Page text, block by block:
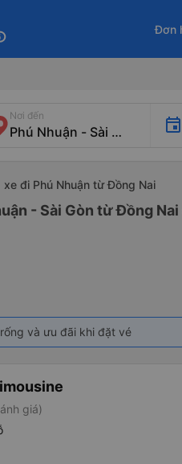
Đơn
Nơi đến
xe đi Phú Nhuận từ Đồng Nai
- Sài Gòn từ Đồng
và ưu đãi khi đặt vé
giá)